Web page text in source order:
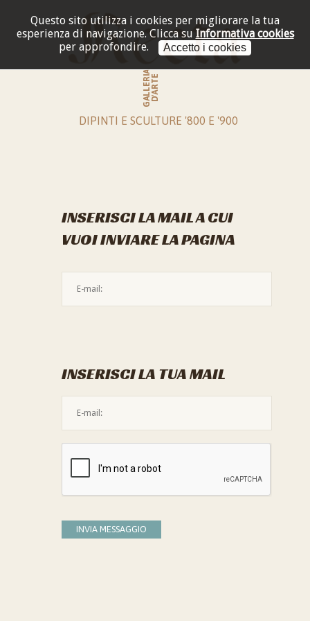
Questo sito utilizza i cookies per migliorare la tua
esperienza di navigazione. Clicca su Informativa cookies
per approfondire.
Accetto i cookies
GALLERIAD'ARTE
DIPINTI E SCULTURE '800 E '900
INSERISCI LA MAIL A CUI
VUOI INVIARE LA PAGINA
INSERISCI LA TUA MAIL
INVIA MESSAGGIO